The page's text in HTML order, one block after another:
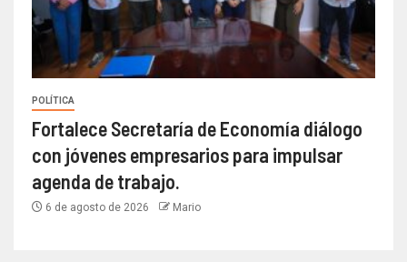
POLÍTICA
Fortalece Secretaría de Economía diálogo
con jóvenes empresarios para impulsar
agenda de trabajo.
6 de agosto de 2026 Mario